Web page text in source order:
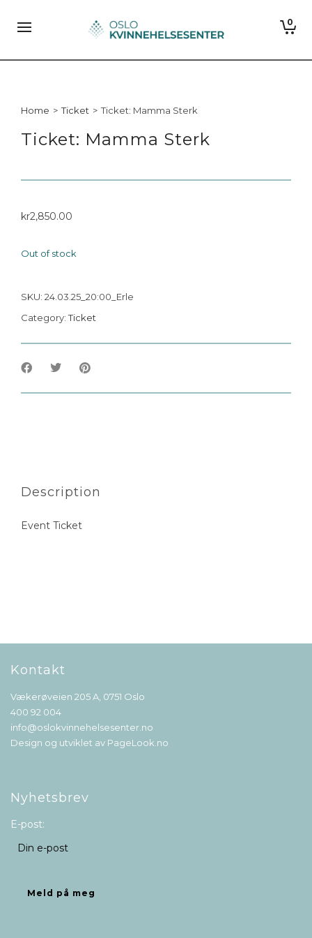
0
Home > Ticket > Ticket: Mamma Sterk
Ticket: Mamma Sterk
kr2,850.00
Out of stock
SKU: 24.03.25_20:00_Erle
Category:Ticket
Description
Event Ticket
Kontakt
Vækerøveien 205 A, 0751 Oslo
400 92 004
info@oslokvinnehelsesenter.no
Design og utviklet av PageLook.no
Nyhetsbrev
E-post: